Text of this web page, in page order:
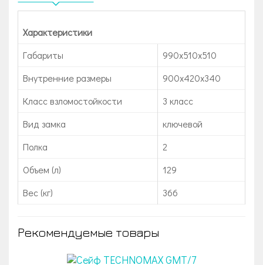
Характеристики
Габариты
990x510x510
Внутренние размеры
900x420x340
Класс взломостойкости
3 класс
Вид замка
ключевой
Полка
2
Объем (л)
129
Вес (кг)
366
Рекомендуемые товары